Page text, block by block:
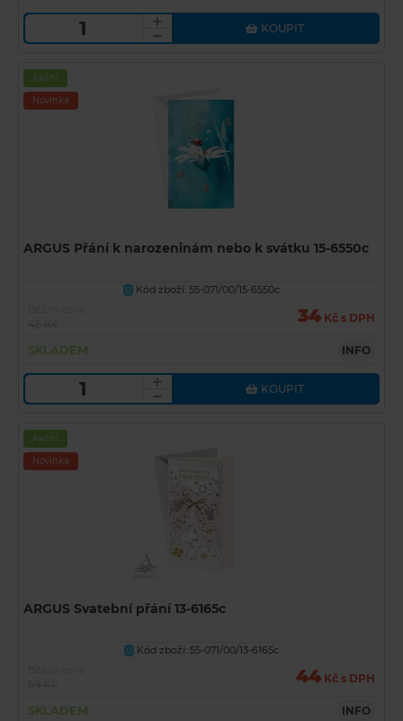
KOUPIT
Akční
Novinka
ARGUS Přání k narozeninám nebo k svátku 15-6550c
U
Kód zboží: 55-071/00/15-6550c
34 Kč s DPH
SKLADEM INFO
KOUPIT
Akční
Novinka
ARGUS Svatební přání 13-6165c
U
Kód zboží: 55-071/00/13-6165c
44 Kč s DPH
SKLADEM INFO